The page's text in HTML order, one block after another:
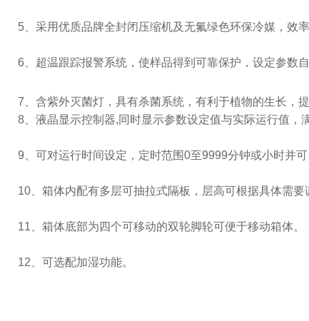
5 、采用优质品牌全封闭压缩机及无氟绿色环保冷媒，效
6 、超温跟踪报警系统，使样品得到可靠保护，设定参数
7 、含紫外灭菌灯，具有杀菌系统，有利于植物的生长，提
8 、液晶显示控制器,同时显示参数设定值与实际运行值，
9 、可对运行时间设定，定时范围0至9999分钟或小时并可
10、箱体内配有多层可抽拉式隔板，层高可根据具体需要
11、箱体底部为四个可移动的双轮脚轮可便于移动箱体。
12、可选配加湿功能。